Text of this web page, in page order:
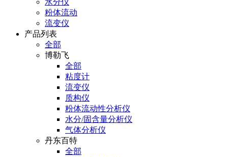
水分仪
粉体流动
流变仪
产品列表
全部
博勒飞
全部
粘度计
流变仪
质构仪
粉体流动性分析仪
水分/固含量分析仪
气体分析仪
丹东百特
全部